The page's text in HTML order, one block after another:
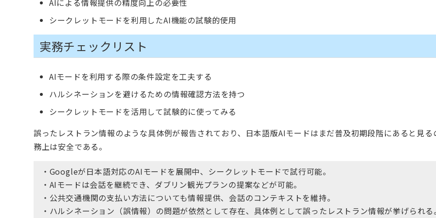
シークレットモードを利用したAI機能の試験的使用
実務チェックリスト
AIモードを利用する際の条件設定を工夫する
ハルシネーションを避けるための情報確認方法を持つ
シークレットモードを活用して試験的に使ってみる
誤ったレストラン情報のような具体例が報告されており、日本語版AIモードはまだ普及初期段階にあると見る
務上は安全である。
・Googleが日本語対応のAIモードを展開中、シークレットモードで試行可能。
・AIモードは会話を継続でき、ダブリン観光プランの提案などが可能。
・公共交通機関の支払い方法についても情報提供、会話のコンテキストを維持。
・ハルシネーション（誤情報）の問題が依然として存在、具体例として誤ったレストラン情報が挙げられる。